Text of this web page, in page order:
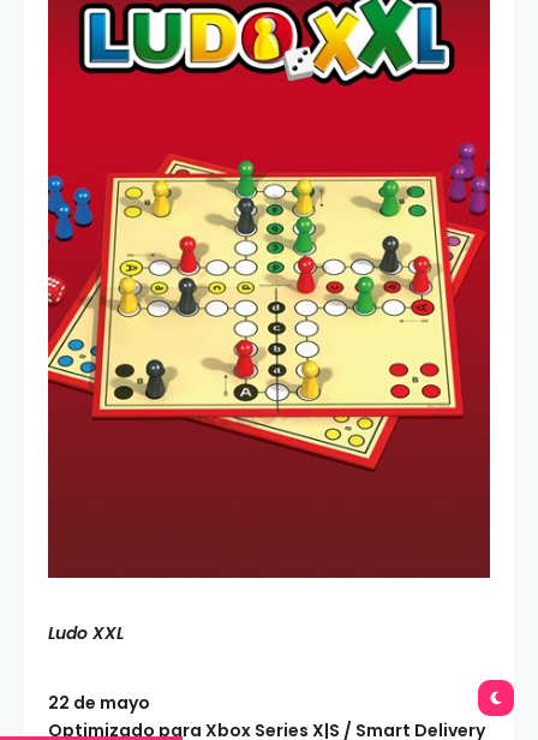
Ludo XXL
22 de mayo
Optimizado para Xbox Series X|S / Smart Delivery